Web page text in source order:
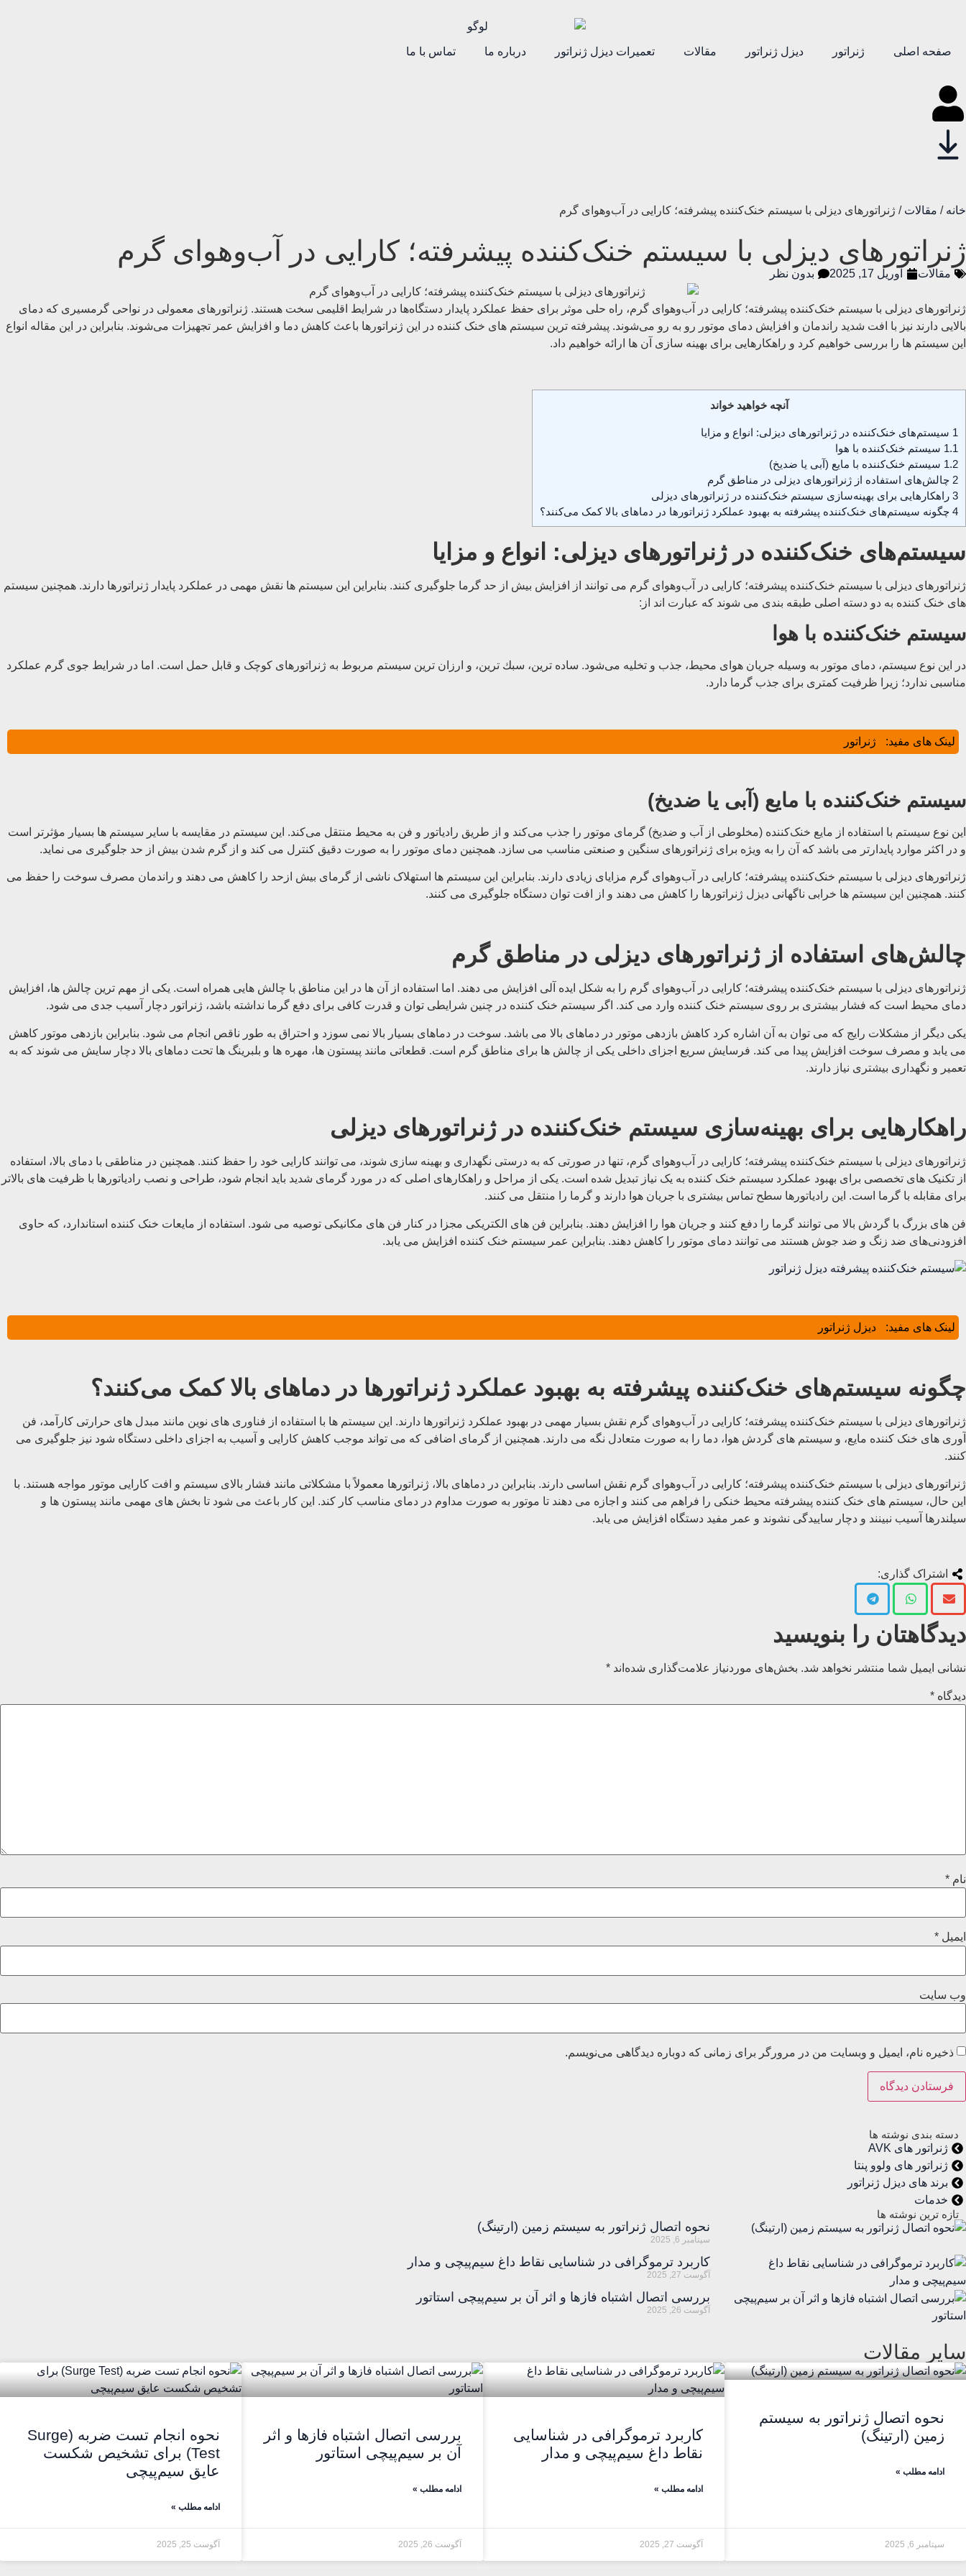
صفحه اصلی ژنراتور دیزل ژنراتور مقالات تعمیرات دیزل ژنراتور درباره ما تماس با ما
خانه / مقالات / ژنراتورهای دیزلی با سیستم خنک‌کننده پیشرفته؛ کارایی در آب‌وهوای گرم
ژنراتورهای دیزلی با سیستم خنک‌کننده پیشرفته؛ کارایی در آب‌وهوای گرم
مقالات آوریل 17, 2025 بدون نظر
ژنراتورهای دیزلی با سیستم خنک‌کننده پیشرفته؛ کارایی در آب‌وهوای گرم، راه حلی موثر برای حفظ عملکرد پایدار دستگاه‌ها در شرایط اقلیمی سخت هستند. ژنراتورهای معمولی در نواحی گرمسیری که دمای
بالایی دارند نیز با افت شدید راندمان و افزایش دمای موتور رو به ‌رو می‌شوند. پیشرفته ‌ترین سیستم ‌های خنک کننده در این ژنراتورها باعث کاهش دما و افزایش عمر تجهیزات می‌شوند. بنابراین در این مقاله انواع
این سیستم‌ ها را بررسی خواهیم کرد و راهکارهایی برای بهینه‌ سازی آن‌ ها ارائه خواهیم داد.
آنچه خواهید خواند
1 سیستم‌های خنک‌کننده در ژنراتورهای دیزلی: انواع و مزایا
1.1 سیستم خنک‌کننده با هوا
1.2 سیستم خنک‌کننده با مایع (آبی یا ضدیخ)
2 چالش‌های استفاده از ژنراتورهای دیزلی در مناطق گرم
3 راهکارهایی برای بهینه‌سازی سیستم خنک‌کننده در ژنراتورهای دیزلی
4 چگونه سیستم‌های خنک‌کننده پیشرفته به بهبود عملکرد ژنراتورها در دماهای بالا کمک می‌کنند؟
سیستم‌های خنک‌کننده در ژنراتورهای دیزلی: انواع و مزایا
ژنراتورهای دیزلی با سیستم خنک‌کننده پیشرفته؛ کارایی در آب‌وهوای گرم می توانند از افزایش بیش از حد گرما جلوگیری کنند. بنابراین این سیستم ها نقش مهمی در عملکرد پایدار ژنراتورها دارند. همچنین سیستم
های خنک کننده به دو دسته اصلی طبقه بندی می شوند که عبارت اند از:
سیستم خنک‌کننده با هوا
در این نوع سیستم، دمای موتور به وسیله جریان هوای محیط، جذب و تخلیه می‌شود. ساده‌ ترین، سبك ترين، و ارزان ‌ترین سیستم مربوط به ژنراتورهای کوچک و قابل حمل است. اما در شرایط جوی گرم عملکرد
مناسبی ندارد؛ زیرا ظرفیت کمتری برای جذب گرما دارد.
لینک های مفید: ژنراتور
سیستم خنک‌کننده با مایع (آبی یا ضدیخ)
این نوع سیستم با استفاده از مایع خنک‌کننده (مخلوطی از آب و ضدیخ) گرمای موتور را جذب می‌کند و از طریق رادیاتور و فن به محیط منتقل می‌کند. این سیستم در مقایسه با سایر سیستم‌ ها بسیار مؤثرتر است
و در اکثر موارد پایدارتر می باشد که آن را به ویژه برای ژنراتورهای سنگین و صنعتی مناسب می ‌سازد. همچنین دمای موتور را به صورت دقیق کنترل می کند و از گرم شدن بیش از حد جلوگیری می نماید.
ژنراتورهای دیزلی با سیستم خنک‌کننده پیشرفته؛ کارایی در آب‌وهوای گرم مزایای زیادی دارند. بنابراین این سیستم ها استهلاک ناشی از گرمای بیش ‌ازحد را کاهش می دهند و راندمان مصرف سوخت را حفظ می
کنند. همچنین این سیستم ها خرابی ناگهانی دیزل ژنراتورها را کاهش می دهند و از افت توان دستگاه جلوگیری می کنند.
چالش‌های استفاده از ژنراتورهای دیزلی در مناطق گرم
ژنراتورهای دیزلی با سیستم خنک‌کننده پیشرفته؛ کارایی در آب‌وهوای گرم را به شکل ایده آلی افزایش می دهند. اما استفاده از آن ‌ها در این مناطق با چالش ‌هایی همراه است. یکی از مهم ترین چالش ها، افزایش
دمای محیط است که فشار بیشتری بر روی سیستم خنک کننده وارد می کند. اگر سیستم خنک کننده در چنین شرایطی توان و قدرت کافی برای دفع گرما نداشته باشد، ژنراتور دچار آسیب جدی می شود.
یکی دیگر از مشکلات رایج که می توان به آن اشاره کرد کاهش بازدهی موتور در دماهای بالا می باشد. سوخت در دماهای بسیار بالا نمی سوزد و احتراق به طور ناقص انجام می شود. بنابراین بازدهی موتور کاهش
می یابد و مصرف سوخت افزایش پیدا می کند. فرسایش سریع اجزای داخلی یکی از چالش ‌ها برای مناطق گرم است. قطعاتی مانند پیستون ‌ها، مهره‌ ها و بلبرینگ ‌ها تحت دماهای بالا دچار سایش می ‌شوند که به
تعمیر و نگهداری بیشتری نیاز دارند.
راهکارهایی برای بهینه‌سازی سیستم خنک‌کننده در ژنراتورهای دیزلی
ژنراتورهای دیزلی با سیستم خنک‌کننده پیشرفته؛ کارایی در آب‌وهوای گرم، تنها در صورتی که به درستی نگهداری و بهینه سازی شوند، می توانند کارایی خود را حفظ کنند. همچنین در مناطقی با دمای بالا، استفاده
از تکنیک های تخصصی برای بهبود عملکرد سیستم خنک کننده به یک نیاز تبدیل شده است. یکی از مراحل و راهکارهای اصلی که در مورد گرمای شدید باید انجام شود، طراحی و نصب رادیاتورها با ظرفیت ‌های بالاتر
برای مقابله با گرما است. این رادیاتورها سطح تماس بیشتری با جریان هوا دارند و گرما را منتقل می کنند.
فن های بزرگ با گردش بالا می توانند گرما را دفع کنند و جریان هوا را افزایش دهند. بنابراین فن های الکتریکی مجزا در کنار فن های مکانیکی توصیه می شود. استفاده از مایعات خنک کننده استاندارد، که حاوی
افزودنی‌های ضد زنگ و ضد جوش هستند می توانند دمای موتور را کاهش دهند. بنابراین عمر سیستم خنک کننده افزایش می یابد.
لینک های مفید: دیزل ژنراتور
چگونه سیستم‌های خنک‌کننده پیشرفته به بهبود عملکرد ژنراتورها در دماهای بالا کمک می‌کنند؟
ژنراتورهای دیزلی با سیستم خنک‌کننده پیشرفته؛ کارایی در آب‌وهوای گرم نقش بسیار مهمی در بهبود عملکرد ژنراتورها دارند. این سیستم ها با استفاده از فناوری های نوین مانند مبدل های حرارتی کارآمد، فن
آوری های خنک کننده مایع، و سیستم های گردش هوا، دما را به صورت متعادل نگه می دارند. همچنین از گرمای اضافی که می تواند موجب کاهش کارایی و آسیب به اجزای داخلی دستگاه شود نیز جلوگیری می
کنند.
ژنراتورهای دیزلی با سیستم خنک‌کننده پیشرفته؛ کارایی در آب‌وهوای گرم نقش اساسی دارند. بنابراین در دماهای بالا، ژنراتورها معمولاً با مشکلاتی مانند فشار بالای سیستم و افت کارایی موتور مواجه هستند. با
این حال، سیستم ‌های خنک ‌کننده پیشرفته محیط خنکی را فراهم می کنند و اجازه می دهند تا موتور به صورت مداوم در دمای مناسب کار کند. این کار باعث می شود تا بخش ‌های مهمی مانند پیستون‌ ها و
سیلندرها آسیب نبینند و دچار ساییدگی نشوند و عمر مفید دستگاه افزایش می یابد.
اشتراک گذاری:
دیدگاهتان را بنویسید
نشانی ایمیل شما منتشر نخواهد شد. بخش‌های موردنیاز علامت‌گذاری شده‌اند *
دیدگاه *
نام *
ایمیل *
وب‌ سایت
ذخیره نام، ایمیل و وبسایت من در مرورگر برای زمانی که دوباره دیدگاهی می‌نویسم.
دسته بندی نوشته ها
ژنراتور های AVK
ژنراتور های ولوو پنتا
برند های دیزل ژنراتور
خدمات
تازه ترین نوشته ها
نحوه اتصال ژنراتور به سیستم زمین (ارتینگ)
سپتامبر 6, 2025
کاربرد ترموگرافی در شناسایی نقاط داغ سیم‌پیچی و مدار
آگوست 27, 2025
بررسی اتصال اشتباه فازها و اثر آن بر سیم‌پیچی استاتور
آگوست 26, 2025
سایر مقالات
نحوه اتصال ژنراتور به سیستم
زمین (ارتینگ)
ادامه مطلب »
سپتامبر 6, 2025
کاربرد ترموگرافی در شناسایی
نقاط داغ سیم‌پیچی و مدار
ادامه مطلب »
آگوست 27, 2025
بررسی اتصال اشتباه فازها و اثر
آن بر سیم‌پیچی استاتور
ادامه مطلب »
آگوست 26, 2025
نحوه انجام تست ضربه (Surge
Test) برای تشخیص شکست
عایق سیم‌پیچی
ادامه مطلب »
آگوست 25, 2025